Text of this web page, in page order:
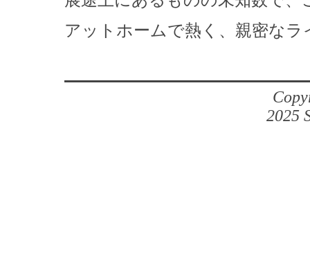
アットホームで熱く、親密な
2025